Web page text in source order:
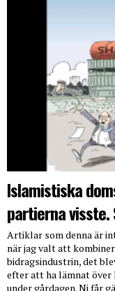
Islamistiska
partierna
Artiklar som denna är
när jag valt att
bidragsindustrin, det
efter att ha lämnat
under gårdagen. Ni får